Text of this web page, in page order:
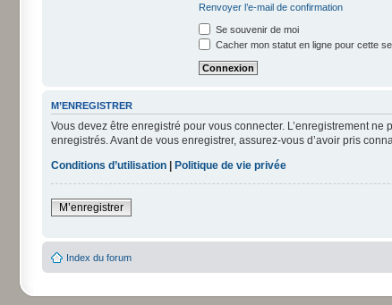
Renvoyer l’e-mail de confirmation
Se souvenir de moi
Cacher mon statut en ligne pour cette
M’ENREGISTRER
Vous devez être enregistré pour vous connecter. L’enregistrement
enregistrés. Avant de vous enregistrer, assurez-vous d’avoir pris
Conditions d’utilisation
Politique de vie privée
M’enregistrer
Index du forum